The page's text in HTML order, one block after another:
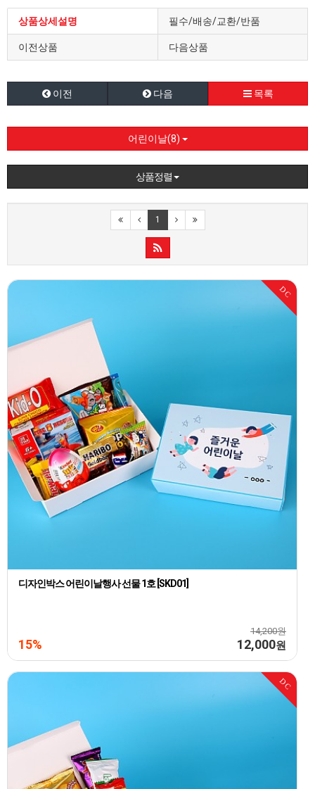
상품상세설명 필수/배송/교환/반품
이전상품 다음상품
이전 다음 목록
어린이날(8)
상품정렬
1
DC
디자인박스 어린이날행사 선물 1호 [SKD01]
14,200원
15% 12,000원
DC